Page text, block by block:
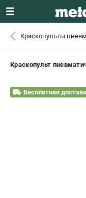
ЗАКАЗАТЬ
+7 (911) 360-06-
+7 (812) 407-39-
0 ₽
Краскопульты
Краскопульт
Бесплатная